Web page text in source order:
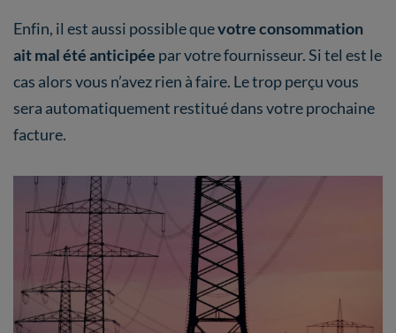
Enfin, il est aussi possible quevotre consommation
ait mal été anticipée par votre fournisseur. Si tel est le
cas alors vous n’avez rien à faire. Le trop perçu vous
sera automatiquement restitué dans votre prochaine
facture.